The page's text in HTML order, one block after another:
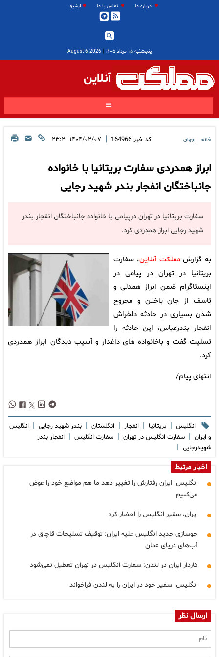
درباره ما تماس با ما آرشیو
پنجشنبه ۱۵ مرداد ۱۴۰۵ |
2026 August 6
آنلاین
خانه جهان کد خبر 164966
| ۱۴۰۴/۰۲/۰۷ ۲۳:۲۱
ابراز همدردی سفارت بریتانیا با خانواده
جانباختگان انفجار بندر شهید رجایی
سفارت بریتانیا در تهران درپیامی با خانواده جانباختگان انفجار بندر
شهید رجایی ابراز همدردی کرد.
به گزارشمملکت آنلاین، سفارت
بریتانیا در تهران در پیامی در
اینستاگرام ضمن ابراز همدلی و
تاسف از جان باختن و مجروح
شدن بسیاری در حادثه دلخراش
انفجار بندرعباس، این حادثه را
تسلیت گفت و باخانواده های داغدار و آسیب دیدگان ابراز همدردی
کرد.
انتهای پیام/
انگلیس | بریتانیا | انفجار | انگلستان | بندر شهید رجایی | انگلیس
و ایران | سفارت انگلیس در تهران | سفارت انگلیس | انفجار بندر
شهیدرجایی |
اخبار مرتبط
انگلیس: ایران رفتارش را تغییر دهد ما هم مواضع خود را عوض
می‌کنیم
ایران، سفیر انگلیس را احضار کرد
جوسازی جدید انگلیس علیه ایران: توقیف تسلیحات قاچاق در
آب‌های دریای عمان
کاردار ایران در لندن: سفارت انگلیس در تهران تعطیل نمی‌شود
انگلیس، سفیر خود در ایران را به لندن فراخواند
ارسال نظر